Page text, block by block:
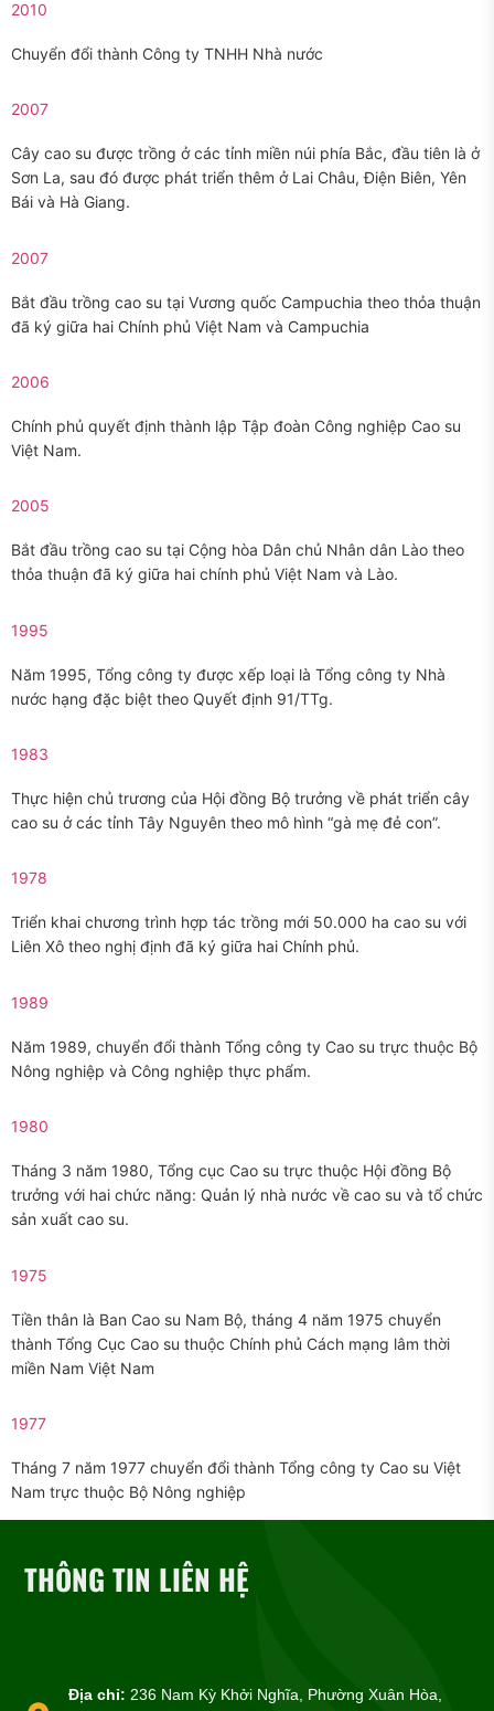
2010
Chuyển đổi thành Công ty TNHH Nhà nước
2007
Cây cao su được trồng ở các tỉnh miền núi phía Bắc, đầu tiên là ở
Sơn La, sau đó được phát triển thêm ở Lai Châu, Điện Biên, Yên
Bái và Hà Giang.
2007
Bắt đầu trồng cao su tại Vương quốc Campuchia theo thỏa thuận
đã ký giữa hai Chính phủ Việt Nam và Campuchia
2006
Chính phủ quyết định thành lập Tập đoàn Công nghiệp Cao su
Việt Nam.
2005
Bắt đầu trồng cao su tại Cộng hòa Dân chủ Nhân dân Lào theo
thỏa thuận đã ký giữa hai chính phủ Việt Nam và Lào.
1995
Năm 1995, Tổng công ty được xếp loại là Tổng công ty Nhà
nước hạng đặc biệt theo Quyết định 91/TTg.
1983
Thực hiện chủ trương của Hội đồng Bộ trưởng về phát triển cây
cao su ở các tỉnh Tây Nguyên theo mô hình “gà mẹ đẻ con”.
1978
Triển khai chương trình hợp tác trồng mới 50.000 ha cao su với
Liên Xô theo nghị định đã ký giữa hai Chính phủ.
1989
Năm 1989, chuyển đổi thành Tổng công ty Cao su trực thuộc Bộ
Nông nghiệp và Công nghiệp thực phẩm.
1980
Tháng 3 năm 1980, Tổng cục Cao su trực thuộc Hội đồng Bộ
trưởng với hai chức năng: Quản lý nhà nước về cao su và tổ chức
sản xuất cao su.
1975
Tiền thân là Ban Cao su Nam Bộ, tháng 4 năm 1975 chuyển
thành Tổng Cục Cao su thuộc Chính phủ Cách mạng lâm thời
miền Nam Việt Nam
1977
Tháng 7 năm 1977 chuyển đổi thành Tổng công ty Cao su Việt
Nam trực thuộc Bộ Nông nghiệp
THÔNG TIN LIÊN HỆ
Địa chỉ: 236 Nam Kỳ Khởi Nghĩa, Phường Xuân Hòa,